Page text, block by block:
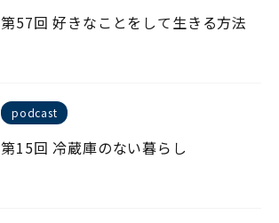
第57回 好きなことをして生きる方法
podcast
第15回 冷蔵庫のない暮らし